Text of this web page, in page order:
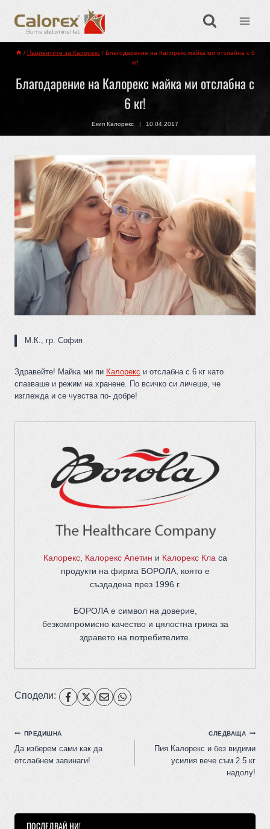
/ Пациентите за Калорекс / Благодарение на Калорекс майка ми отслабна с 6
кг!
Благодарение на Калорекс майка ми отслабна с
6 кг!
Екип Калорекс 10.04.2017
М.К., гр. София
Здравейте! Майка ми пи Калорекс и отслабна с 6 кг като
спазваше и режим на хранене. По всичко си личеше, че
изглежда и се чувства по- добре!
Калорекс, Калорекс Апетин и Калорекс Класа
продукти на фирма БОРОЛА, която е
създадена през 1996 г.
БОРОЛА е символ на доверие,
безкомпромисно качество и цялостна грижа за
здравето на потребителите.
Сподели:
ПРЕДИШНА
Да изберем сами как да
отслабнем завинаги!
СЛЕДВАЩА
Пия Калорекс и без видими
усилия вече съм 2.5 кг
надолу!
ПОСЛЕДВАЙ НИ!